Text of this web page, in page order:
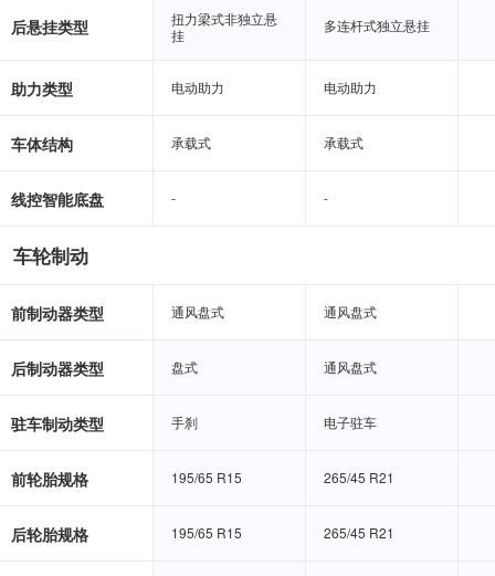
后悬挂类型
扭力梁式非独立悬
挂
多连杆式独立悬挂
助力类型 电动助力 电动助力
车体结构 承载式 承载式
线控智能底盘 - -
车轮制动
前制动器类型 通风盘式 通风盘式
后制动器类型 盘式 通风盘式
驻车制动类型 手刹 电子驻车
前轮胎规格 195/65 R15 265/45 R21
后轮胎规格 195/65 R15 265/45 R21
扭力梁式非独立悬
挂
多连杆式独立悬挂
电动助力 电动助力
承载式 承载式
- -
通风盘式 通风盘式
盘式 通风盘式
手刹 电子驻车
195/65 R15 265/45 R21
195/65 R15 265/45 R21